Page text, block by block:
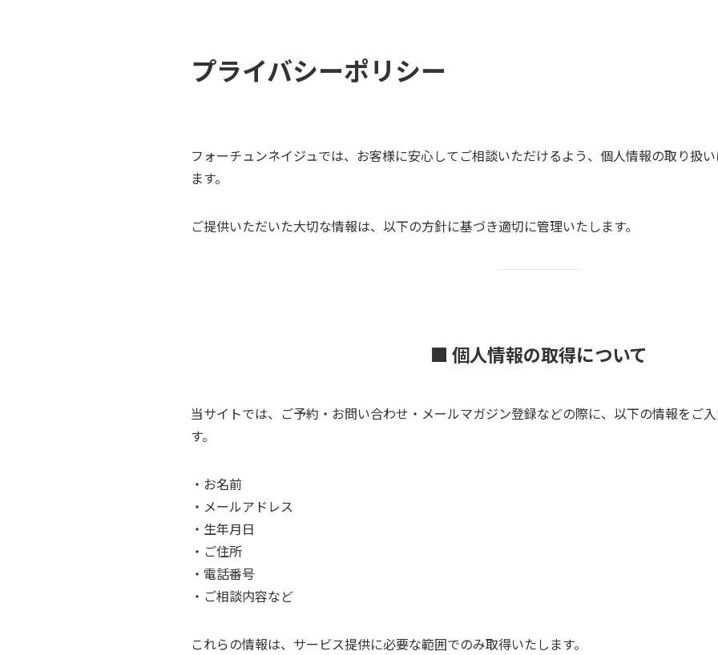
プライバシーポリシー
フォーチュンネイジュでは、お客様に安心してご相談いただけるよう、個人情報の取り扱
ます。
ご提供いただいた大切な情報は、以下の方針に基づき適切に管理いたします。
■ 個人情報の取得について
当サイトでは、ご予約・お問い合わせ・メールマガジン登録などの際に、以下の情報をご
す。
・お名前
・メールアドレス
・生年月日
・ご住所
・電話番号
・ご相談内容など
これらの情報は、サービス提供に必要な範囲でのみ取得いたします。